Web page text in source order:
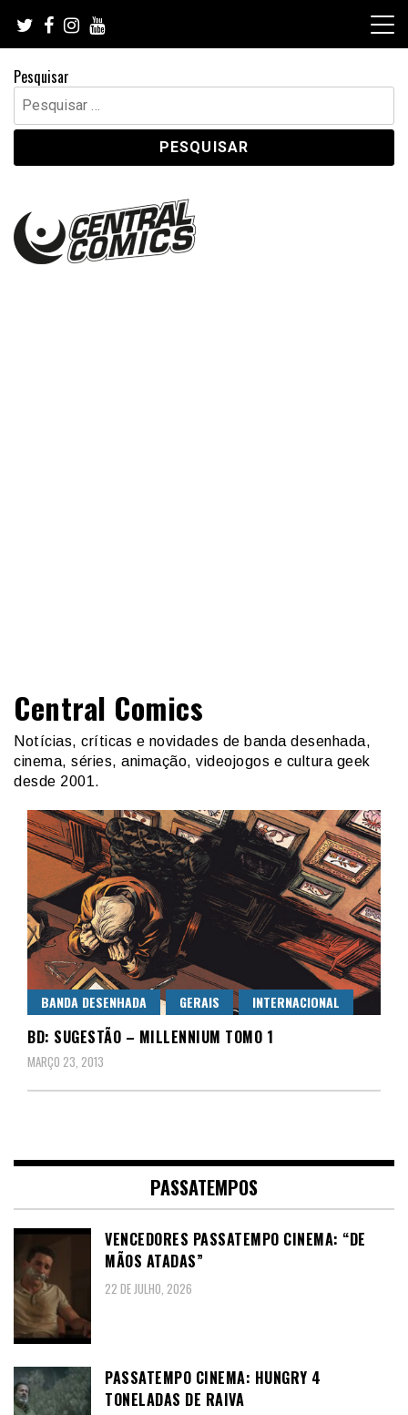
content
Pesquisar
Pesquisar
por:
Central Comics
Notícias, críticas e novidades de banda desenhada,
cinema, séries, animação, videojogos e cultura geek
desde 2001.
BANDA DESENHADA GERAIS INTERNACIONAL
BD: SUGESTÃO – MILLENNIUM TOMO 1
MARÇO 23, 2013
PASSATEMPOS
VENCEDORES PASSATEMPO CINEMA: “DE
MÃOS ATADAS”
22 DE JULHO, 2026
PASSATEMPO CINEMA: HUNGRY 4
TONELADAS DE RAIVA